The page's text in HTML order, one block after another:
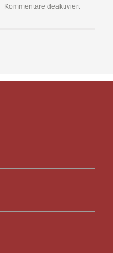
Kommentare deaktiviertfür